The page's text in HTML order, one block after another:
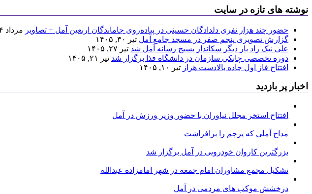
نوشته های تازه در سایت
حضور چند هزار نفری دلدادگان حسینی در پیاده‌روی جاماندگان اربعین آمل + تصاویر مرداد ۱۴, ۱۴۰۵
گزارش تصویری پنجم صفر در مسجد جامع آمل تیر ۳۰, ۱۴۰۵
علی نیک زاد بار دیگر سکاندار بسیج رسانه آمل شد تیر ۲۷, ۱۴۰۵
دوره تخصصی چابکی سازمان در دانشگاه فذا برگزار شد تیر ۲۱, ۱۴۰۵
افتتاح فاز اول جاده بالادست هراز تیر ۱۰, ۱۴۰۵
اخبار پر بازدید
افتتاح استخر مجلل نیاوران با حضور وزیر ورزش در آمل
مداح آملی که پرچم را برافراشت
بزرگترین کاروان خودرویی در آمل برگزار شد
تشکیل مجمع مشاوران امام جمعه در شهر امامزاده عبدالله
درخشش موکب های مردمی در آمل